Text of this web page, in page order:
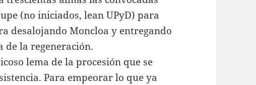
(no iniciados, lean UPyD) para
desalojando Moncloa y entregando
de la regeneración.
lema de la procesión que se
Para empeorar lo que ya